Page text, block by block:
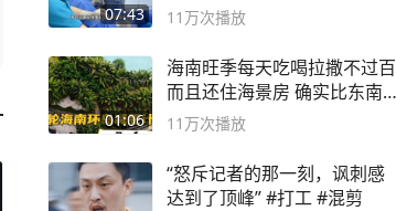
07:43 11万次播放
01:06
海南旺季每天吃喝拉撒不过百
而且还住海景房 确实比东南
亚合适
11万次播放
“怒斥记者的那一刻，讽刺感
达到了顶峰” #打工 #混剪